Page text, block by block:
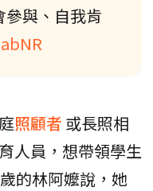
與、自我肯
照顧者 或長照相
人員，想帶領學生
的林阿嬤說，她